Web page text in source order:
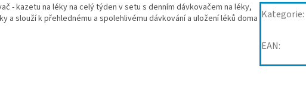
- kazetu na léky na celý týden v setu s denním dávkovačem na léky,
a slouží k přehlednému a spolehlivému dávkování a uložení léků doma Kategorie:
EAN: